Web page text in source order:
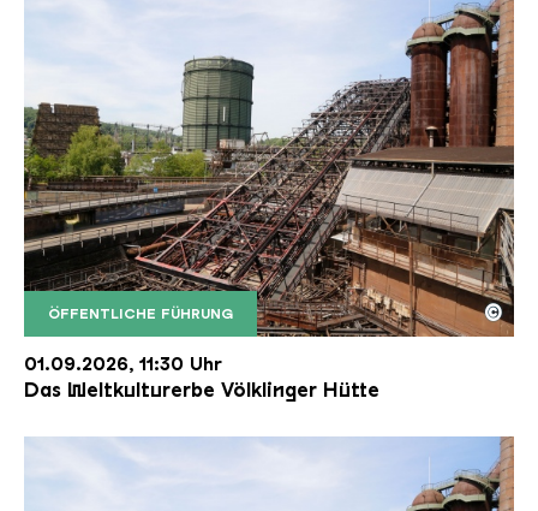
ÖFFENTLICHE FÜHRUNG
Der Erzschrägaufzug der Völklinger Hütte mit
Copyright: Weltkulturerbe Völklinger Hütte | Karl
©
01.09.2026, 11:30 Uhr
Das Weltkulturerbe Völklinger Hütte